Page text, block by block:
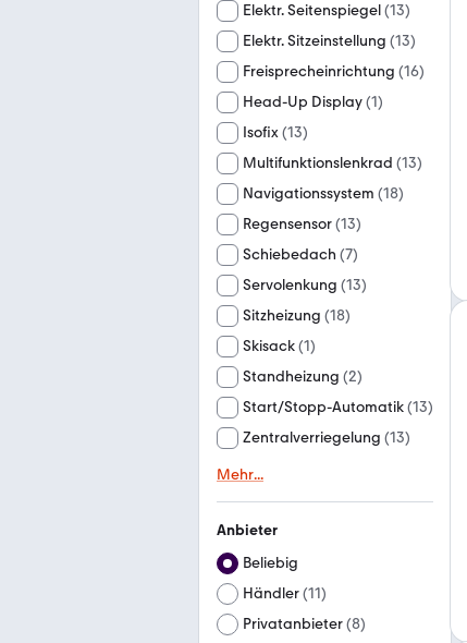
Elektr. Seitenspiegel(13)
Elektr. Sitzeinstellung (13)
Freisprecheinrichtung (16)
Head-Up Display(1)
Isofix(13)
Multifunktionslenkrad (13)
Navigationssystem (18)
Regensensor(13)
Schiebedach (7)
Servolenkung (13)
Sitzheizung (18)
Skisack(1)
Standheizung (2)
Start/Stopp-Automatik(13)
Zentralverriegelung (13)
Mehr...
Anbieter
Beliebig
Händler(11)
Privatanbieter(8)